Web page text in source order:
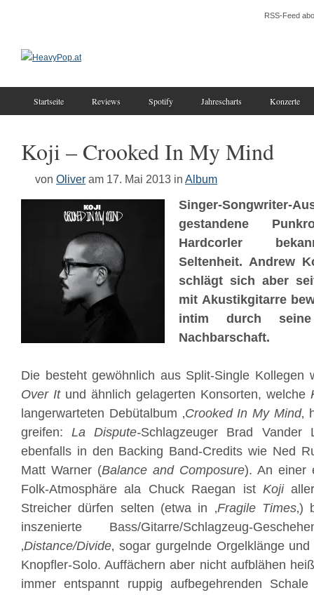
RSS-Feed
Startseite Reviews Spotify Jahrescharts Konzerte
Koji – Crooked In My Mind
von Oliver am 17. Mai 2013 in Album
Singer-
gestandene
Hardcorler
Seltenheit. Andrew
schlägt sich aber
mit Akustikgitarre
intim durch
Nachbarschaft.
Die besteht gewöhnlich aus Split-Single Kollegen
Over Itund ähnlich gelagerten Konsorten, welche
langerwarteten Debütalbum ‚Crooked In My Mind‚
greifen:La Dispute-Schlagzeuger Brad
ebenfalls in den Backing Band-Credits wie Ned
Matt Warner (Balance and Composure). An einer
Folk-Atmosphäre ala Chuck Raegan ist Koji
Streicher dürfen selten (etwa in ‚Fragile Times‚)
inszenierte Bass/Gitarre/Schlagzeug-
‚Distance/Divide‚ sogar gurgelnde Orgelklänge
Knopfler-Solo. Auffächern aber nicht aufblähen
immer entspannt ruppig aufbegehrenden